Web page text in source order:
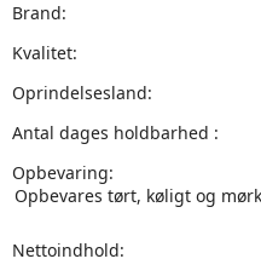
Brand:
Kvalitet:
Oprindelsesland:
Antal dages holdbarhed :
Opbevaring:
Opbevares tørt, køligt og
Nettoindhold: